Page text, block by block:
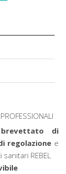
brevettato di
regolazione e
REBEL